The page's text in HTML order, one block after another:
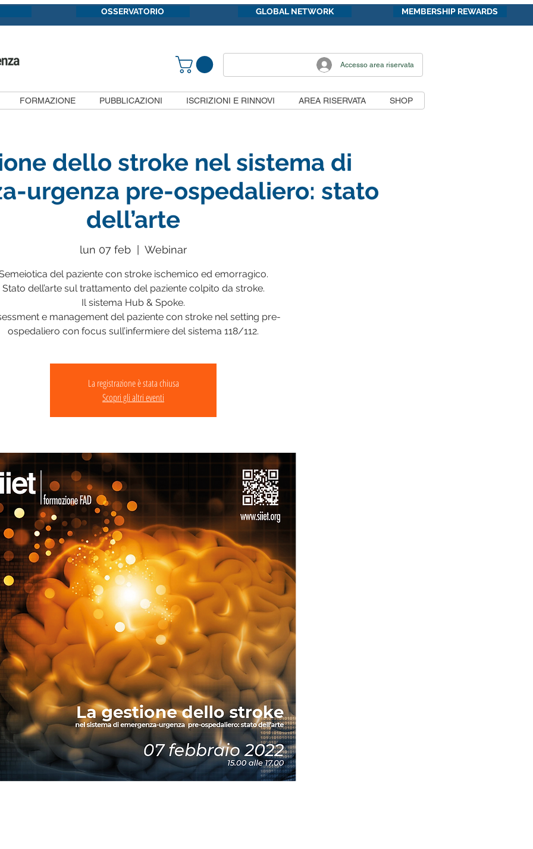
OSSERVATORIO GLOBAL NETWORK MEMBERSHIP REWARDS
Accesso area riservata
FORMAZIONE PUBBLICAZIONI ISCRIZIONI E RINNOVI AREA RISERVATA SHOP
dello stroke nel sistema di
urgenza pre-ospedaliero: stato
dell’arte
lun 07 feb
  |
Webinar
del paziente con stroke ischemico ed emorragico.
Stato dell’arte sul trattamento del paziente colpito da stroke.
Il sistema Hub & Spoke.
e management del paziente con stroke nel setting pre-
La registrazione è stata chiusa
Scopri gli altri eventi